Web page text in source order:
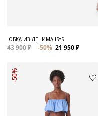
ЮБКА ИЗ ДЕНИМА ISYS
43 900 ₽ -50% 21 950 ₽
-50%